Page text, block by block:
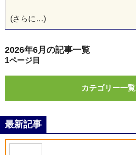
(さらに…)
2026年6月の記事一覧
1ページ目
カテゴリー一覧
最新記事